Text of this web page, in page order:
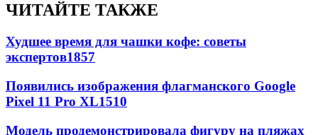
ЧИТАЙТЕ ТАКЖЕ
Худшее время для чашки кофе: советы
экспертов1857
Появились изображения флагманского Google
Pixel 11 Pro XL1510
Модель продемонстрировала фигуру на пляжах